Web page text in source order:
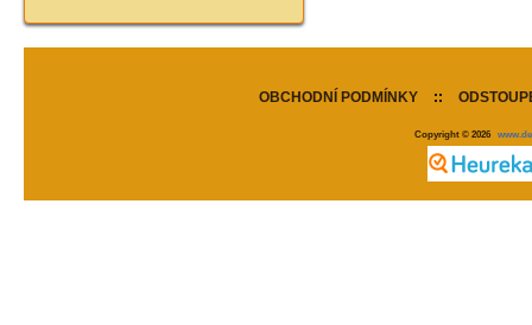
OBCHODNÍ PODMÍNKY ::
Copyright © 2026